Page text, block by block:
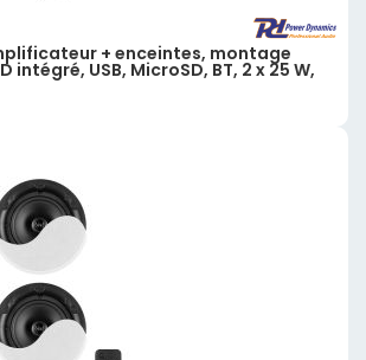
+ enceintes, montage
intégré, USB, MicroSD, BT, 2 x 25 W,